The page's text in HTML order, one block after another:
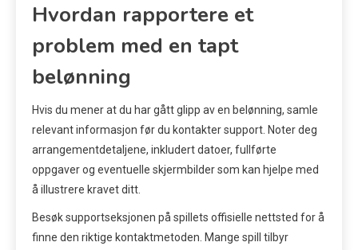
Hvordan rapportere et
problem med en tapt
belønning
Hvis du mener at du har gått glipp av en belønning, samle
relevant informasjon før du kontakter support. Noter deg
arrangementdetaljene, inkludert datoer, fullførte
oppgaver og eventuelle skjermbilder som kan hjelpe med
å illustrere kravet ditt.
Besøk supportseksjonen på spillets offisielle nettsted for å
finne den riktige kontaktmetoden. Mange spill tilbyr